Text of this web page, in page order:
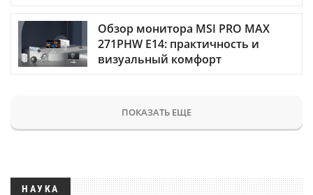
Обзор монитора MSI PRO MAX
271PHW E14: практичность и
визуальный комфорт
ПОКАЗАТЬ ЕЩЕ
НАУКА